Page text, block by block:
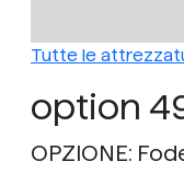
Tutte le
option
OPZIONE: